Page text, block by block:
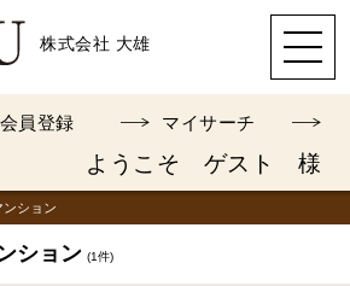
株式会社 大雄
会員登録 マイサーチ
ようこそ ゲスト 様
ンション
ション (1件)